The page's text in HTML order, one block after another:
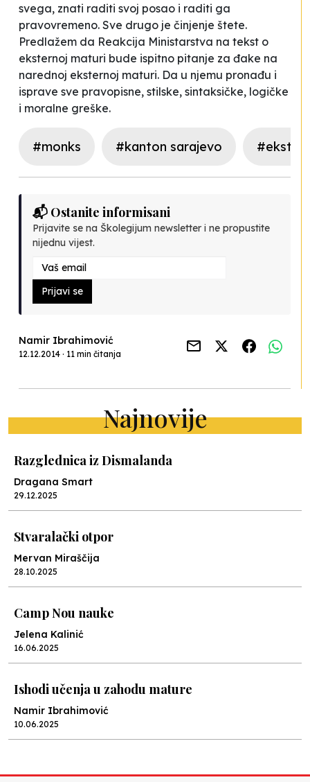
svega, znati raditi svoj posao i raditi ga
pravovremeno. Sve drugo je činjenje štete.
Predlažem da Reakcija Ministarstva na tekst o
eksternoj maturi bude ispitno pitanje za đake na
narednoj eksternoj maturi. Da u njemu pronađu i
isprave sve pravopisne, stilske, sintaksičke, logičke
i moralne greške.
#monks #kanton sarajevo
📬 Ostanite informisani
Prijavite se na Školegijum newsletter i ne propustite
nijednu vijest.
Prijavi se
Namir Ibrahimović
12.12.2014 · 11 min čitanja
Najnovije
Razglednica iz Dismalanda
Dragana Smart
29.12.2025
Stvaralački otpor
Mervan Miraščija
28.10.2025
Camp Nou nauke
Jelena Kalinić
16.06.2025
Ishodi učenja u zahodu mature
Namir Ibrahimović
10.06.2025